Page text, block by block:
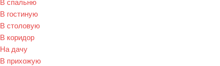
В гостиную
В столовую
В коридор
На дачу
В прихожую